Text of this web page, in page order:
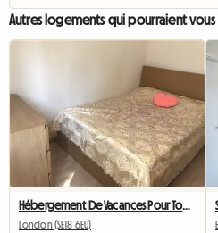
Autres logements qui pourraient vous
Hébergement De Vacances Pour Touristes
London (SE18 6EU)